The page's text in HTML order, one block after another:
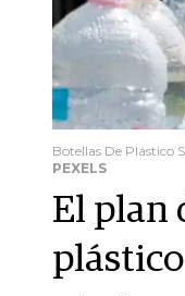
Botellas De Plástico
PEXELS
El plan